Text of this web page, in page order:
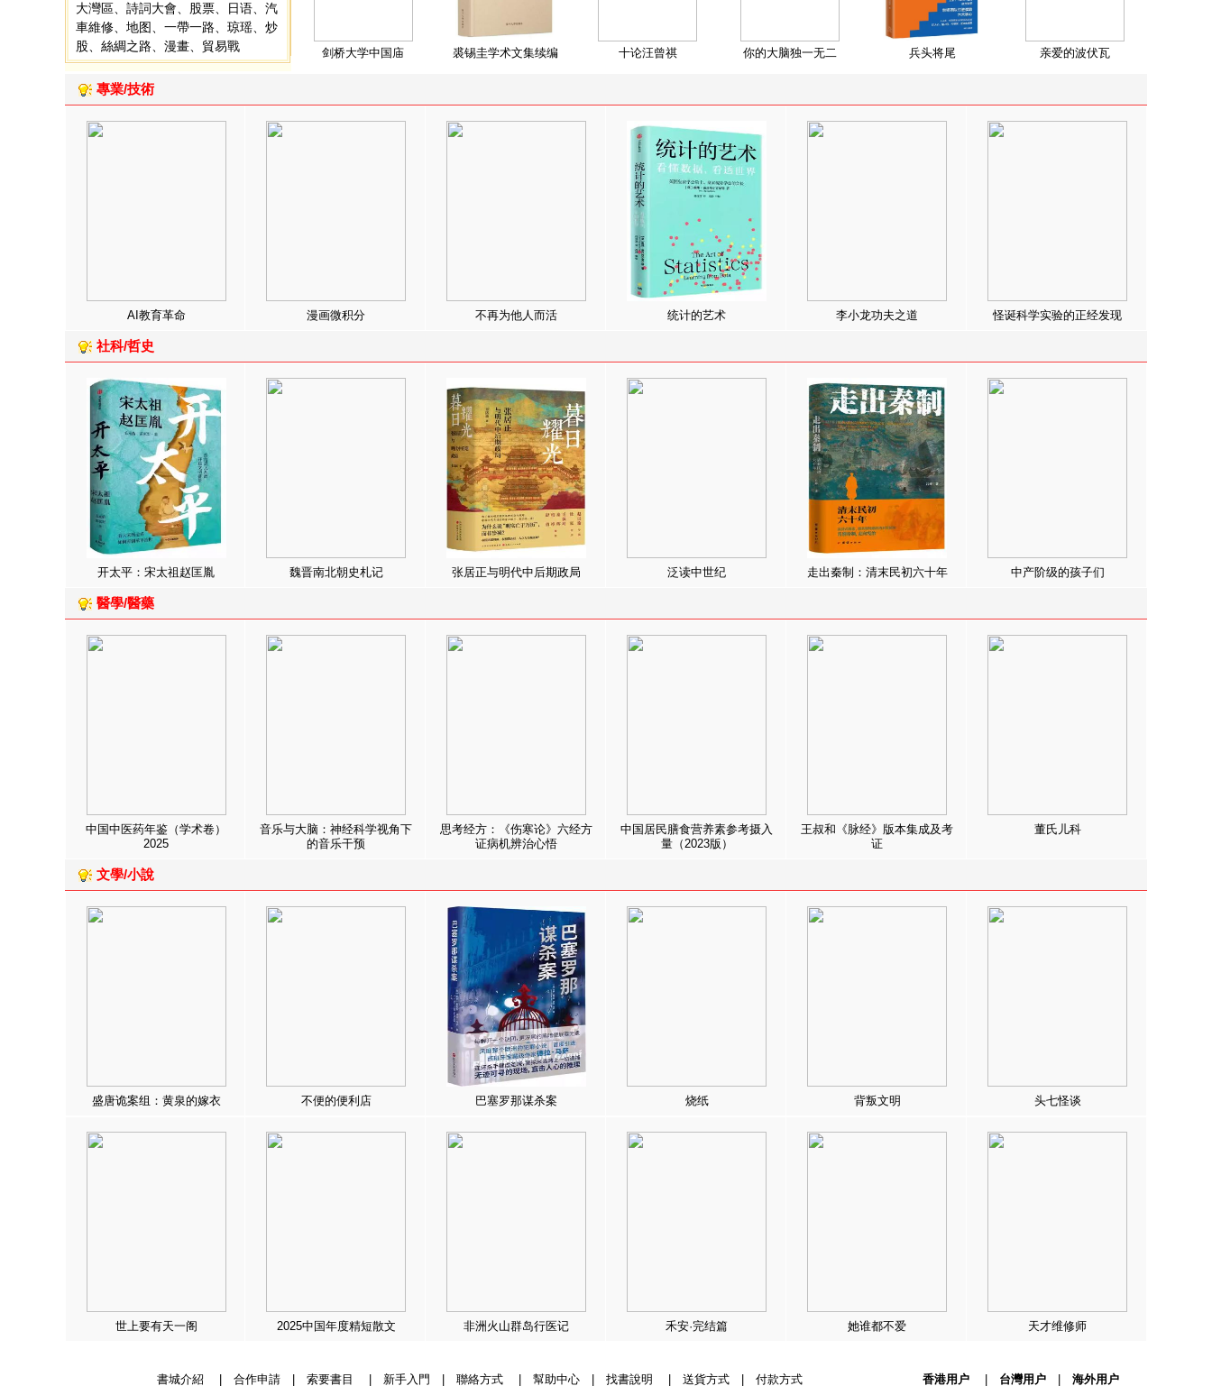
大灣區
詩詞大會 股票 日语
汽
車維修
地图 一帶一路 琼瑶
炒
股
絲綢之路 漫畫 貿易戰 剑桥大学中国庙 裘锡圭学术文集续编 十论汪曾祺 你的大脑独一无二 兵头将尾 亲爱的波伏瓦
專業/技術
AI教育革命 漫画微积分 不再为他人而活 统计的艺术 李小龙功夫之道 怪诞科学实验的正经发现
社科/哲史
开太平：宋太祖赵匡胤 魏晋南北朝史札记 张居正与明代中后期政局 泛读中世纪 走出秦制：清末民初六十年 中产阶级的孩子们
醫學/醫藥
中国中医药年鉴（学术卷）
2025
音乐与大脑：神经科学视角下
的音乐干预
思考经方：《伤寒论》六经方
证病机辨治心悟
中国居民膳食营养素参考摄入
量（2023版）
王叔和《脉经》版本集成及考
证
董氏儿科
文學/小說
盛唐诡案组：黄泉的嫁衣 不便的便利店 巴塞罗那谋杀案 烧纸 背叛文明 头七怪谈
世上要有天一阁 2025中国年度精短散文 非洲火山群岛行医记 禾安·完结篇 她谁都不爱 天才维修师
書城介紹 合作申請| 索要書目 新手入門 聯絡方式| 幫助中心| 找書說明 送貨方式| 付款方式 香港用户| 台灣用户| 海外用户